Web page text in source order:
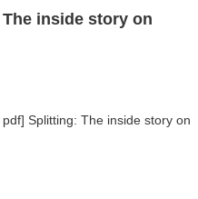
inside story on